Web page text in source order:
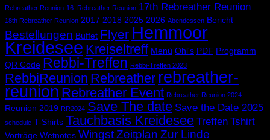
Rebreather Reunion 16. Rebreather Reunion 17th Rebreather Reunion
18th Rebreather Reunion 2017 2018 2025 2026 Abendessen Bericht
Bestellungen Buffet Flyer Hemmoor
Kreidesee Kreiseltreff Menü Ohl's PDF Programm
QR Code Rebbi-Treffen Rebbi-Treffen 2023
RebbiReunion Rebreather rebreather-
reunion Rebreather Event Rebreather Reunion 2024
Reunion 2019 RR2024 Save The date Save the Date 2025
schedule T-Shirts Tauchbasis Kreidesee Treffen Tshirt
Vorträge Wetnotes WingstZeitplan Zur Linde